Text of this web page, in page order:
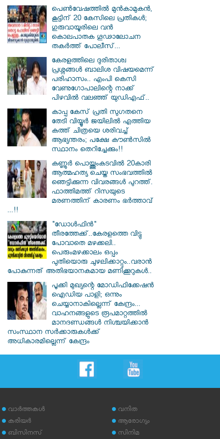
പെൺവേഷത്തിൽ മുൻകാമുകൻ,
കൂട്ടിന് 20 കേസിലെ പ്രതികൾ;
ഗുരുവായൂരിലെ വൻ
കൊലപാതക ഗൂഢാലോചന
തകർത്ത് പോലീസ്...
കേരളത്തിലെ ദുരിതാശ്വ
പ്രശ്നങ്ങൾ ബാലിശ വിഷയമെന്ന്
പരിഹാസം.. എംപി കെസി
വേണു​ഗോപാലിന്റെ നാക്ക്
പിഴവിൽ വലഞ്ഞ് യുഡിഎഫ്..
കാപ്പ കേസ് പ്രതി സു​ഗതനെ
തേടി വിയ്യൂർ ജയിലിൽ എത്തിയ
കത്ത് ചിത്രയെ ശരിവച്ച്
ആഭ്യന്തരം; പക്ഷേ കൗൺസിൽ
സ്ഥാനം തെറിച്ചേക്കും!!
കണ്ണൂർ പൊയ്ത്തുംകടവിൽ 20കാരി
ആത്മഹത്യ ചെയ്ത സംഭവത്തിൽ
ഞെട്ടിക്കുന്ന വിവരങ്ങൾ പുറത്ത്.
ഫാത്തിമത്ത് റിസയുടെ
മരണത്തിന് കാരണം ഭർത്താവ്
...!!
"ഡോൾഫിൻ"
തീരത്തേക്ക്..കേരളത്തെ വിട്ടു
പോവാതെ മഴക്കലി..
പെരുംമഴക്കാലം ഒപ്പം
പുതിയൊരു ചുഴലിക്കാറ്റും..വരാൻ
പോകുന്നത് അതിഭയാനകമായ മണിക്കൂറുകൾ..
പൂക്കി മുഖ്യന്റെ മോഡിഫിക്കേഷൻ
ഐഡിയ പാളി; ഒന്നും
ചെയ്യാനാകില്ലെന്ന് കേന്ദ്രം...
വാഹനങ്ങളുടെ രൂപമാറ്റത്തില്‍
മാനദണ്ഡങ്ങള്‍ നിശ്ചയിക്കാന്‍
സംസ്ഥാന സര്‍ക്കാരുകള്‍ക്ക്
അധികാരമില്ലെന്ന് കേന്ദ്രം
വാര്‍ത്തകള്‍
കരിയര്‍
ബിസിനസ്
വനിത
ആരോഗ്യം
സിനിമ